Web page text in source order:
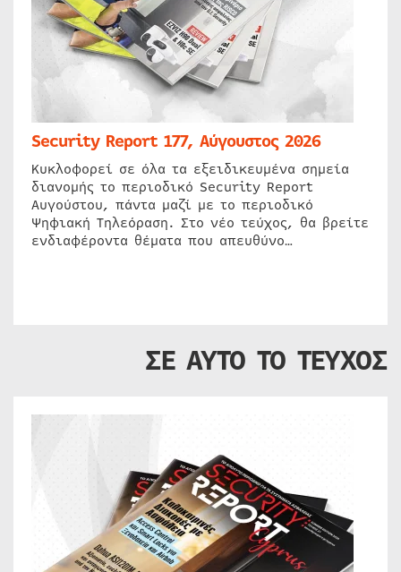
Security Report 177, Αύγουστος 2026
Κυκλοφορεί σε όλα τα εξειδικευμένα σημεία
διανομής το περιοδικό Security Report
Αυγούστου, πάντα μαζί με το περιοδικό
Ψηφιακή Τηλεόραση. Στο νέο τεύχος, θα βρείτε
ενδιαφέροντα θέματα που απευθύνο…
ΣΕ ΑΥΤΟ ΤΟ ΤΕΥΧΟΣ